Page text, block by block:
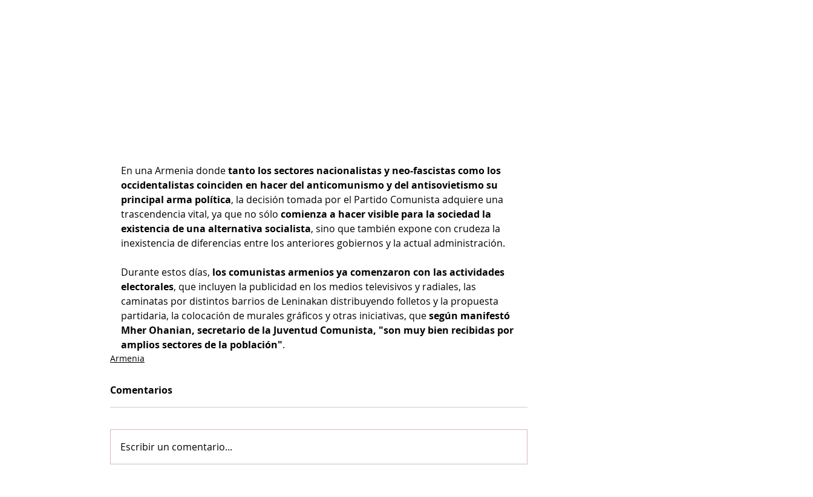
En una Armenia donde tanto los sectores nacionalistas y neo-fascistas como los
occidentalistas coinciden en hacer del anticomunismo y del antisovietismo su
principal arma política, la decisión tomada por el Partido Comunista adquiere una
trascendencia vital, ya que no sólo comienza a hacer visible para la sociedad la
existencia de una alternativa socialista, sino que también expone con crudeza la
inexistencia de diferencias entre los anteriores gobiernos y la actual administración.
Durante estos días, los comunistas armenios ya comenzaron con las actividades
electorales, que incluyen la publicidad en los medios televisivos y radiales, las
caminatas por distintos barrios de Leninakan distribuyendo folletos y la propuesta
partidaria, la colocación de murales gráficos y otras iniciativas, que según manifestó
Mher Ohanian, secretario de la Juventud Comunista, "son muy bien recibidas por
amplios sectores de la población".
Armenia
Comentarios
Escribir un comentario...